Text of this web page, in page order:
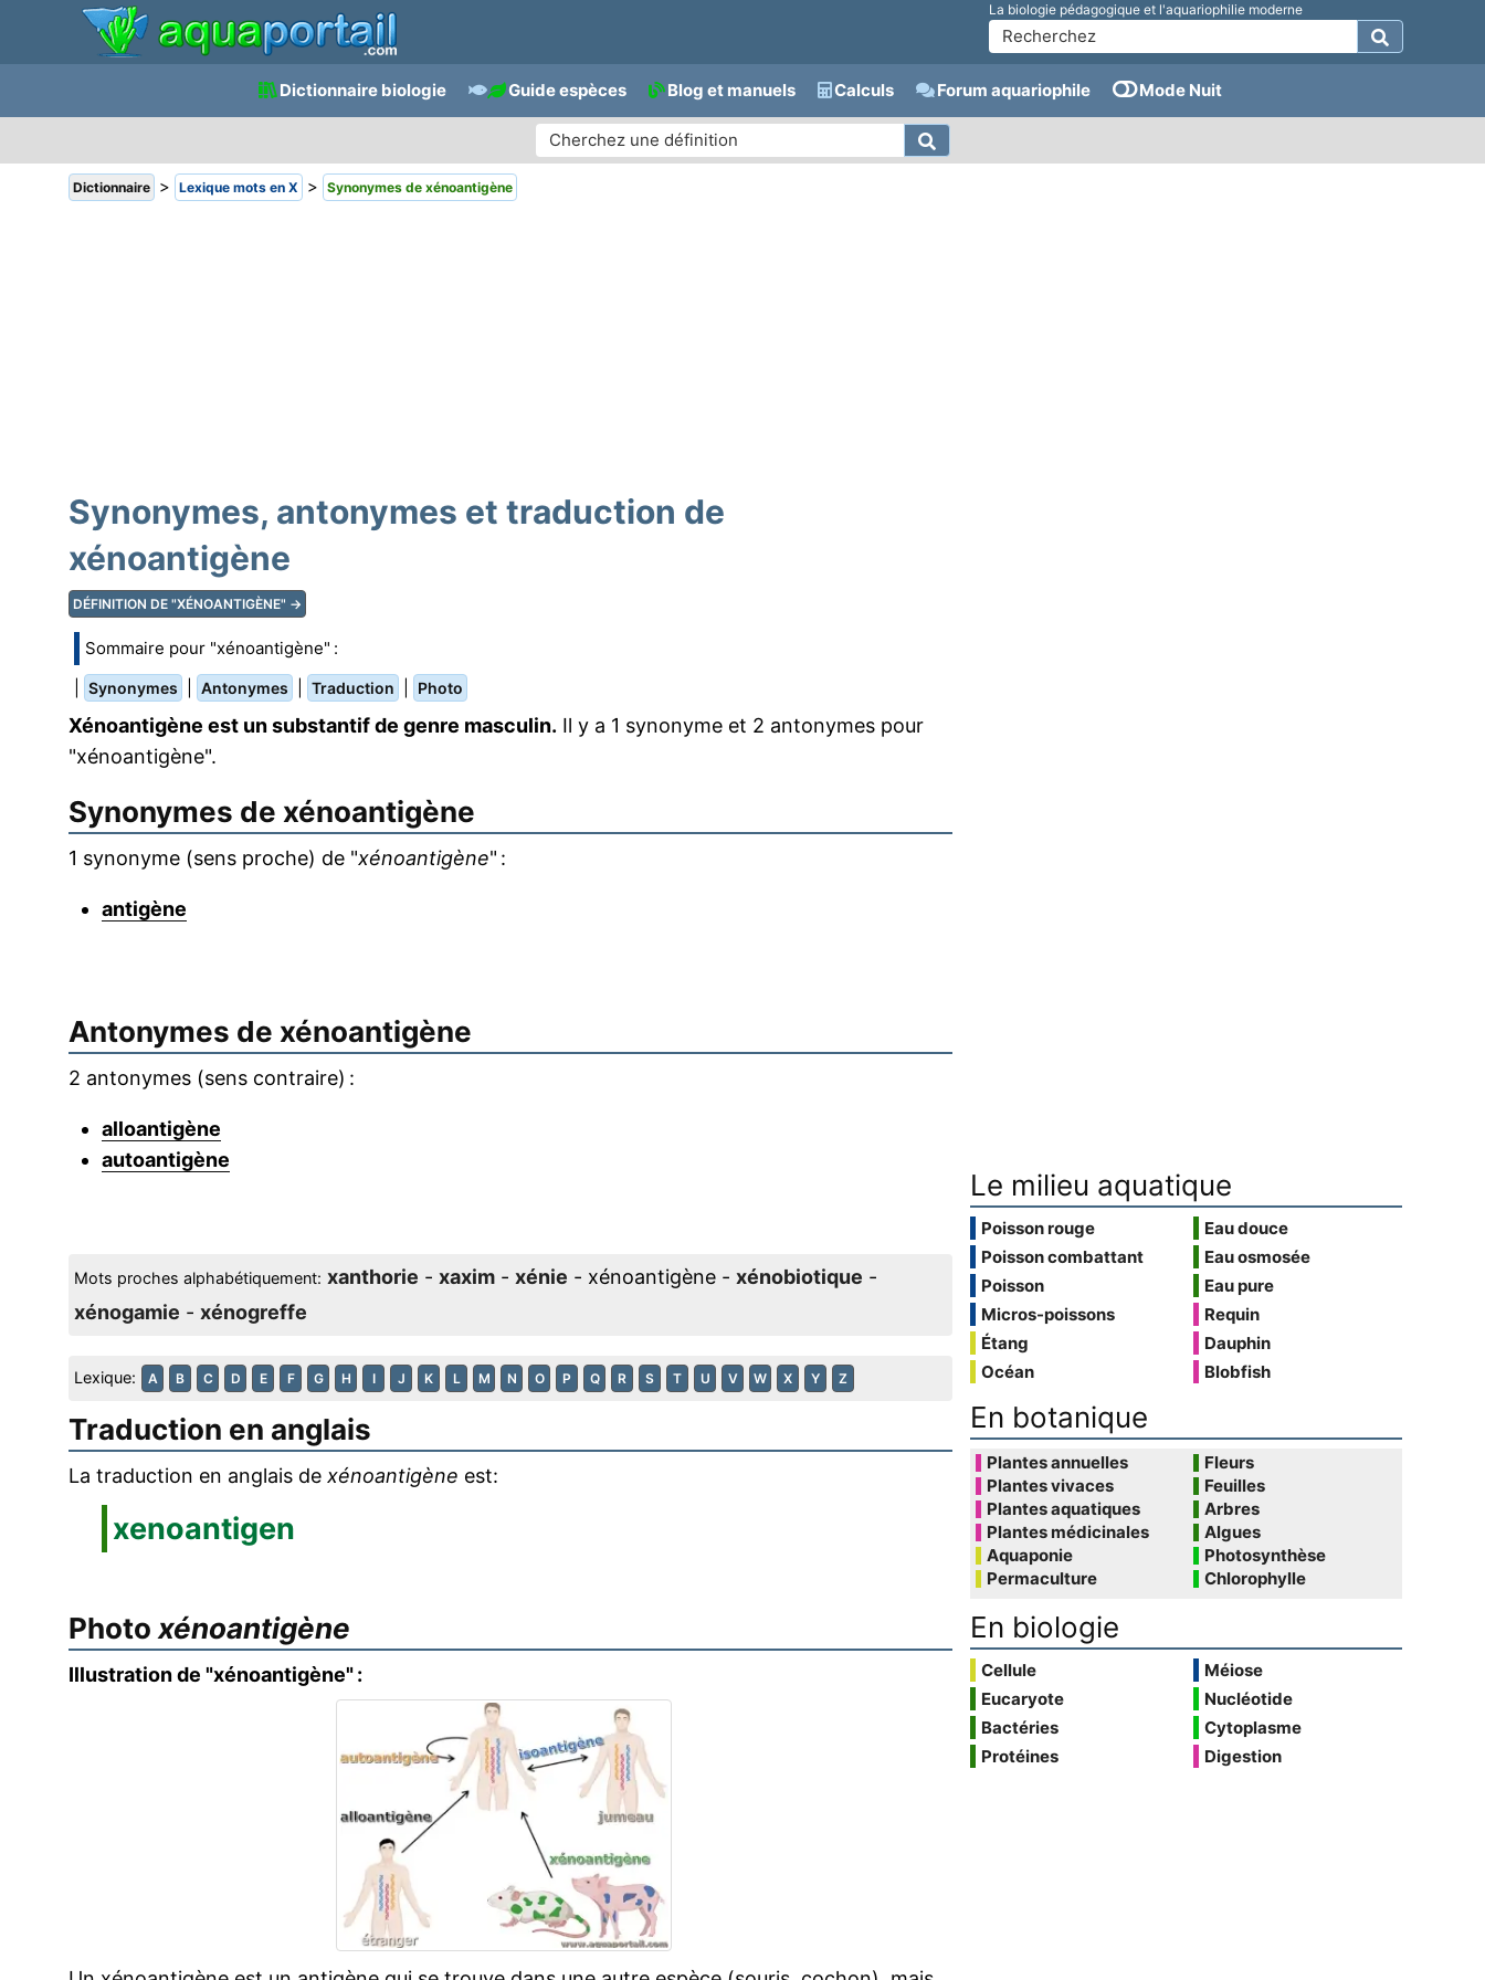
La biologie pédagogique et l'aquariophilie moderne
Dictionnaire biologie Guide espèces Blog et manuels Calculs Forum aquariophile Mode Nuit
Dictionnaire > Lexique mots en X > Synonymes de xénoantigène
Synonymes, antonymes et traduction de
xénoantigène
DÉFINITION DE "XÉNOANTIGÈNE" →
Sommaire pour "xénoantigène" :
Synonymes Antonymes Traduction Photo
Xénoantigène est un substantif de genre masculin. Il y a 1 synonyme et 2 antonymes pour
"xénoantigène".
Synonymes de xénoantigène
1 synonyme (sens proche) de "xénoantigène" :
antigène
Antonymes de xénoantigène
2 antonymes (sens contraire) :
alloantigène
autoantigène
Mots proches alphabétiquement: xanthorie - xaxim - xénie - xénoantigène - xénobiotique -
xénogamie - xénogreffe
Lexique: A B C D E F G H I J K L M N O P Q R S T U V W X Y Z
Traduction en anglais
La traduction en anglais de xénoantigène est:
xenoantigen
Photo xénoantigène
Illustration de "xénoantigène" :
Le milieu aquatique
Poisson rouge
Poisson combattant
Poisson
Micros-poissons
Étang
Océan
Eau douce
Eau osmosée
Eau pure
Requin
Dauphin
Blobfish
En botanique
Plantes annuelles
Plantes vivaces
Plantes aquatiques
Plantes médicinales
Aquaponie
Permaculture
Fleurs
Feuilles
Arbres
Algues
Photosynthèse
Chlorophylle
En biologie
Cellule
Eucaryote
Bactéries
Protéines
Méiose
Nucléotide
Cytoplasme
Digestion